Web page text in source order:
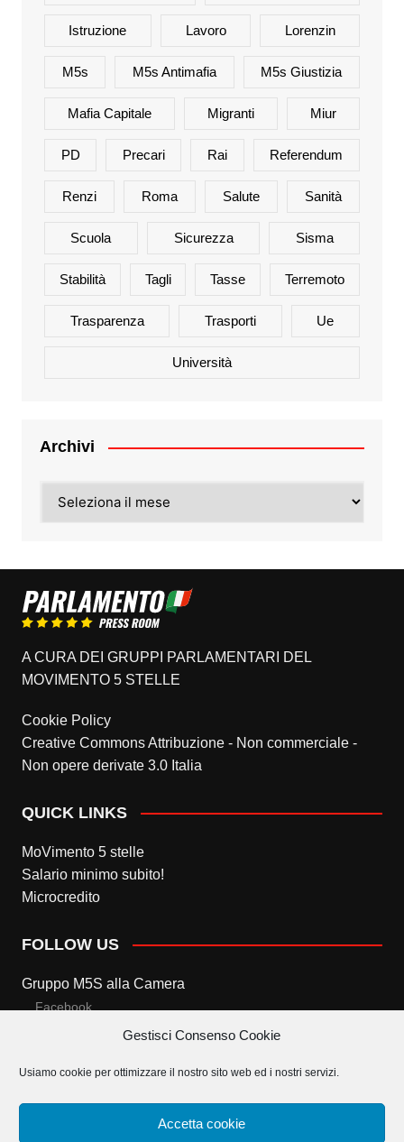
Gestisci Consenso Cookie
Usiamo cookie per ottimizzare il nostro sito web ed i nostri servizi.
Accetta cookie
Istruzione Lavoro Lorenzin
M5s M5s Antimafia M5s Giustizia
Mafia Capitale Migranti Miur
PD Precari Rai Referendum
Renzi Roma Salute Sanità
Scuola Sicurezza Sisma
Stabilità Tagli Tasse Terremoto
Trasparenza Trasporti Ue
Università
Archivi
A CURA DEI GRUPPI PARLAMENTARI DEL
MOVIMENTO 5 STELLE
Cookie Policy
Creative Commons Attribuzione - Non commerciale -
Non opere derivate 3.0 Italia
QUICK LINKS
MoVimento 5 stelle
Salario minimo subito!
Microcredito
FOLLOW US
Gruppo M5S alla Camera
Facebook